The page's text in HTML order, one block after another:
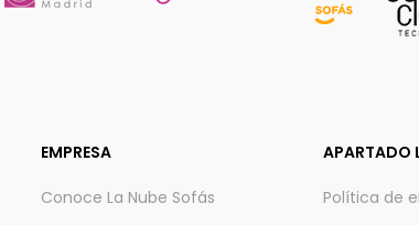
EMPRESA
Conoce La Nube Sofás
APARTADO
Política de